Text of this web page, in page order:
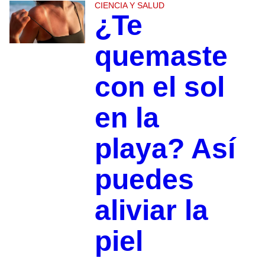
CIENCIA Y SALUD
¿Te
quemaste
con el sol
en la
playa? Así
puedes
aliviar la
piel